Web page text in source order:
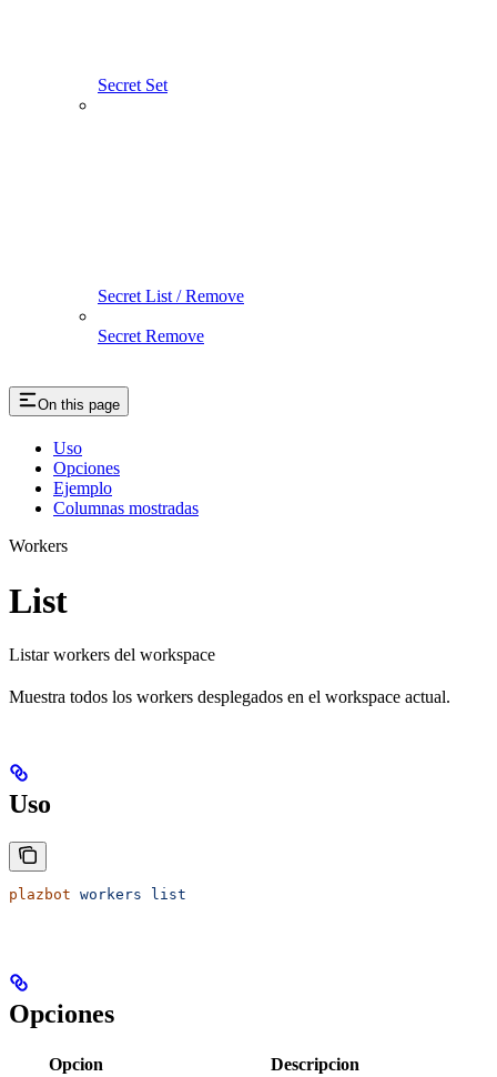
Secret Set
Secret List / Remove
Secret Remove
On this page
Uso
Opciones
Ejemplo
Columnas mostradas
Workers
List
Listar workers del workspace
Muestra todos los workers desplegados en el workspace actual.
Uso
plazbot workers list
Opciones
Opcion Descripcion